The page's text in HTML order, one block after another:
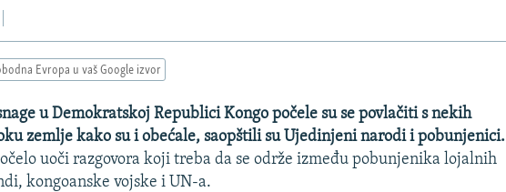
Evropa u vaš Google izvor
u Demokratskoj Republici Kongo počele su se povlačiti s nekih
zemlje kako su i obećale, saopštili su Ujedinjeni narodi i pobunjenici.
uoči razgovora koji treba da se održe između pobunjenika lojalnih
kongoanske vojske i UN-a.